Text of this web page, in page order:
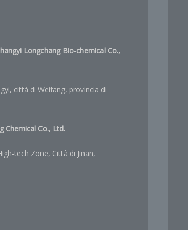
Longchang Bio-chemical Co.,
città di Weifang, provincia di
Chemical Co., Ltd.
tech Zone, Città di Jinan,